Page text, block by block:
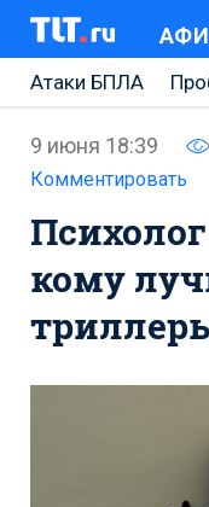
Атаки БПЛА
Ремонт
Ремонт
Набережная
Неделя Тольятти
9 июня 18:39
Комментировать
кому